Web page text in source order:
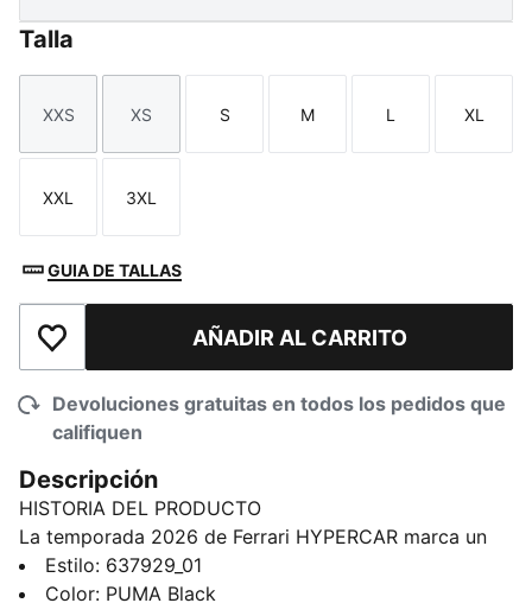
Talla
Talla
XXS
Talla
XS
Talla
S
Talla
M
Talla
L
Talla
XL
Talla
XXL
Talla
3XL
GUIA DE TALLAS
Añadir a la lista de deseosAÑADIR AL CARRITO
Devoluciones gratuitas en todos los pedidos que
califiquen
Descripción
HISTORIA DEL PRODUCTO
La temporada 2026 de Ferrari HYPERCAR marca un
nuevo capítulo en las carreras modernas. Inspirada en
los llamativos colores del Ferrari 499, la playera con
Estilo: 637929_01
Color: PUMA Black